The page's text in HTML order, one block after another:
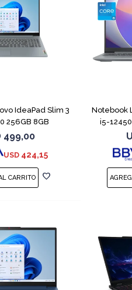
IdeaPad Slim 3
256GB 8GB
499,00
USD 424,15
Notebook
i5-